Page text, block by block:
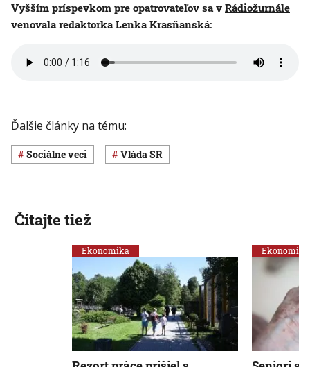
Vyšším príspevkom pre opatrovateľov sa v Rádiožurnále
venovala redaktorka Lenka Krasňanská:
Ďalšie články na tému:
Sociálne veci vláda SR
Čítajte tiež
Ekonomika Ekonomika